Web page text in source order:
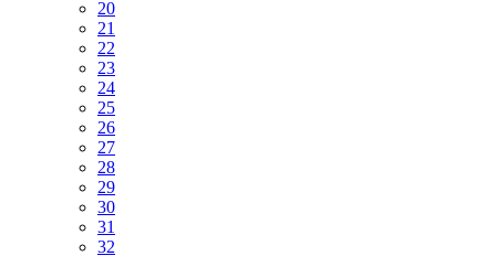
20
21
22
23
24
25
26
27
28
29
30
31
32